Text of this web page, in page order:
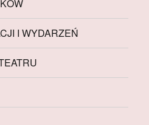
I WYDARZEŃ